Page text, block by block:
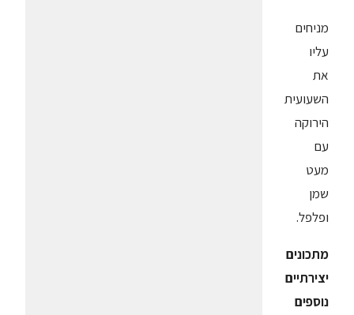
מניחים
עליו
את
השעועית
הירוקה
עם
מעט
שמן
ופלפל.
מתכונים
יצירתיים
נוספים